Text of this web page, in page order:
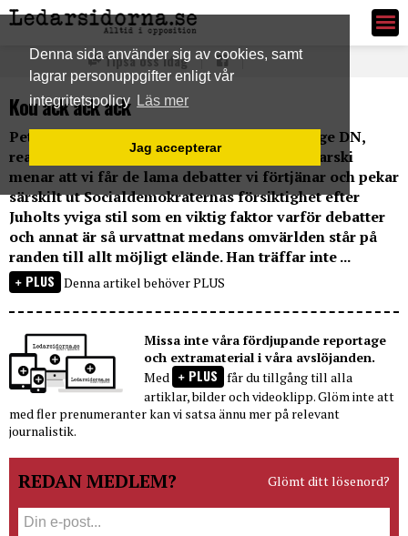
Denna sida använder sig av cookies, samt
lagrar personuppgifter enligt vår
integritetspolicy Läs mer
Jag accepterar
Ledarsidorna.se
Tipsa oss idag
Kou ack ack ack
Peter Wolodarski och Johan Croneman, bägge DN,
reagerar på det tama debattklimatet. Wolodarski
menar att vi får de lama debatter vi förtjänar och pekar
särskilt ut Socialdemokraternas försiktighet efter
Juholts yviga stil som en viktig faktor varför debatter
och annat är så urvattnat medans omvärlden står på
randen till allt möjligt elände. Han träffar inte ...
PLUS Denna artikel behöver PLUS
Missa inte våra fördjupande reportage
och extramaterial i våra avslöjanden.
Med
PLUS får du tillgång till alla
artiklar, bilder och videoklipp. Glöm inte att
med fler prenumeranter kan vi satsa ännu mer på relevant
journalistik.
REDAN MEDLEM? Glömt ditt lösenord?